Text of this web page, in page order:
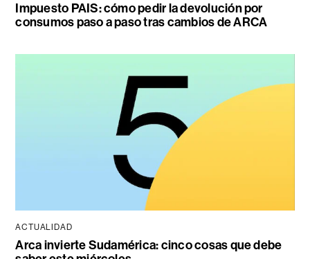
Impuesto PAIS: cómo pedir la devolución por
consumos paso a paso tras cambios de ARCA
ACTUALIDAD
Arca invierte Sudamérica: cinco cosas que debe